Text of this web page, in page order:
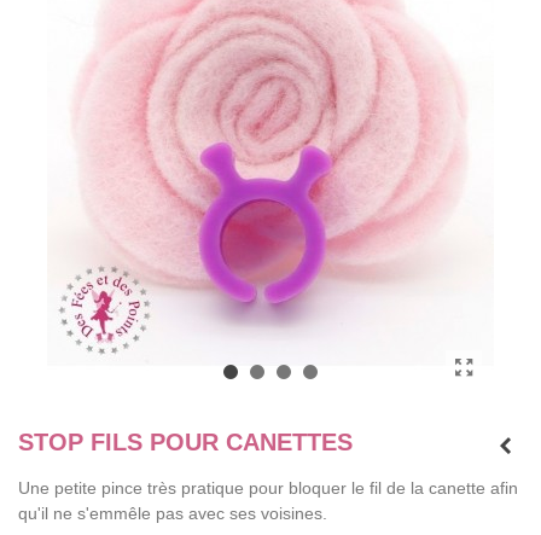
STOP FILS POUR CANETTES
Une petite pince très pratique pour bloquer le fil de la canette afin
qu'il ne s'emmêle pas avec ses voisines.